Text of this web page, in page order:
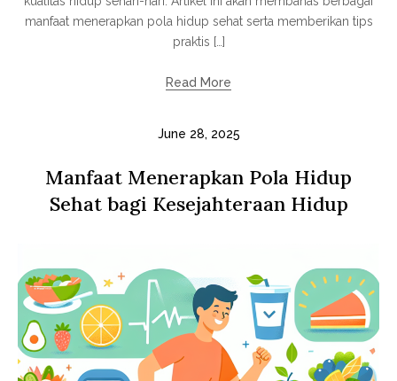
manfaat menerapkan pola hidup sehat serta memberikan tips
praktis […]
Read More
June 28, 2025
Manfaat Menerapkan Pola Hidup
Sehat bagi Kesejahteraan Hidup